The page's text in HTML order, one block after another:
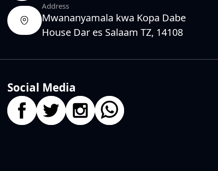
Address
Mwananyamala kwa Kopa Dabe
House Dar es Salaam TZ, 14108
Social Media